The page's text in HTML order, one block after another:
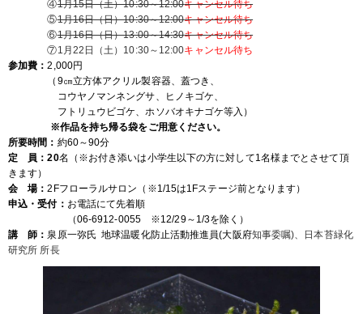
④1月15日（土）10:30～12:00キャンセル待ち
⑤1月16日（日）10:30～12:00キャンセル待ち
⑥1月16日（日）13:00～14:30キャンセル待ち
⑦1月22日（土）10:30～12:00キャンセル待ち
参加費：2,000円
（9㎝立方体アクリル製容器、蓋つき、
コウヤノマンネングサ、ヒノキゴケ、
フトリュウビゴケ、ホソバオキナゴケ等入）
※作品を持ち帰る袋をご用意ください。
所要時間： 約60～90分
定 員：20名（※お付き添いは小学生以下の方に対して1名様までとさせて頂
きます）
会 場：2Fフローラルサロン（※1/15は1Fステージ前となります）
申込・受付： お電話にて先着順
（06-6912-0055 ※12/29～1/3を除く）
講 師： 泉原一弥氏 地球温暖化防止活動推進員(大阪府知事委嘱)、日本苔緑化
研究所 所長